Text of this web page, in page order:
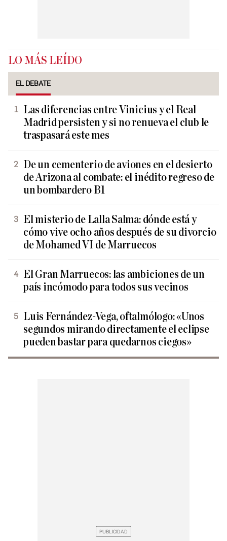
LO MÁS LEÍDO
EL DEBATE
Las diferencias entre Vinicius y el Real
Madrid persisten y si no renueva el club le
traspasará este mes
De un cementerio de aviones en el desierto
de Arizona al combate: el inédito regreso de
un bombardero B1
El misterio de Lalla Salma: dónde está y
cómo vive ocho años después de su divorcio
de Mohamed VI de Marruecos
El Gran Marruecos: las ambiciones de un
país incómodo para todos sus vecinos
Luis Fernández-Vega, oftalmólogo: «Unos
segundos mirando directamente el eclipse
pueden bastar para quedarnos ciegos»